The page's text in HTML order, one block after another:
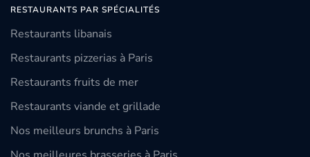
RESTAURANTS PAR SPÉCIALITÉS
Restaurants libanais
Restaurants pizzerias à Paris
Restaurants fruits de mer
Restaurants viande et grillade
Nos meilleurs brunchs à Paris